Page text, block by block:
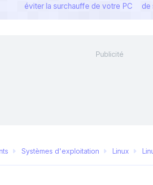
éviter la surchauffe de votre PC
de
Systèmes d'exploitation Linux